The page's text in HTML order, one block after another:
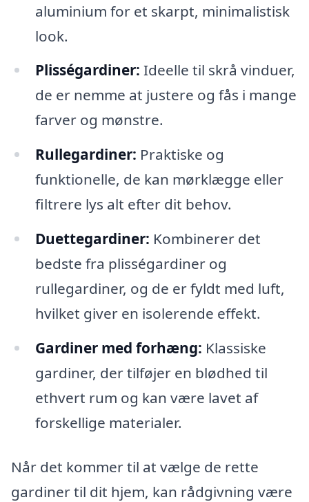
aluminium for et skarpt, minimalistisk
look.
Plisségardiner: Ideelle til skrå vinduer,
de er nemme at justere og fås i mange
farver og mønstre.
Rullegardiner: Praktiske og
funktionelle, de kan mørklægge eller
filtrere lys alt efter dit behov.
Duettegardiner: Kombinerer det
bedste fra plisségardiner og
rullegardiner, og de er fyldt med luft,
hvilket giver en isolerende effekt.
Gardiner med forhæng: Klassiske
gardiner, der tilføjer en blødhed til
ethvert rum og kan være lavet af
forskellige materialer.
Når det kommer til at vælge de rette
gardiner til dit hjem, kan rådgivning være